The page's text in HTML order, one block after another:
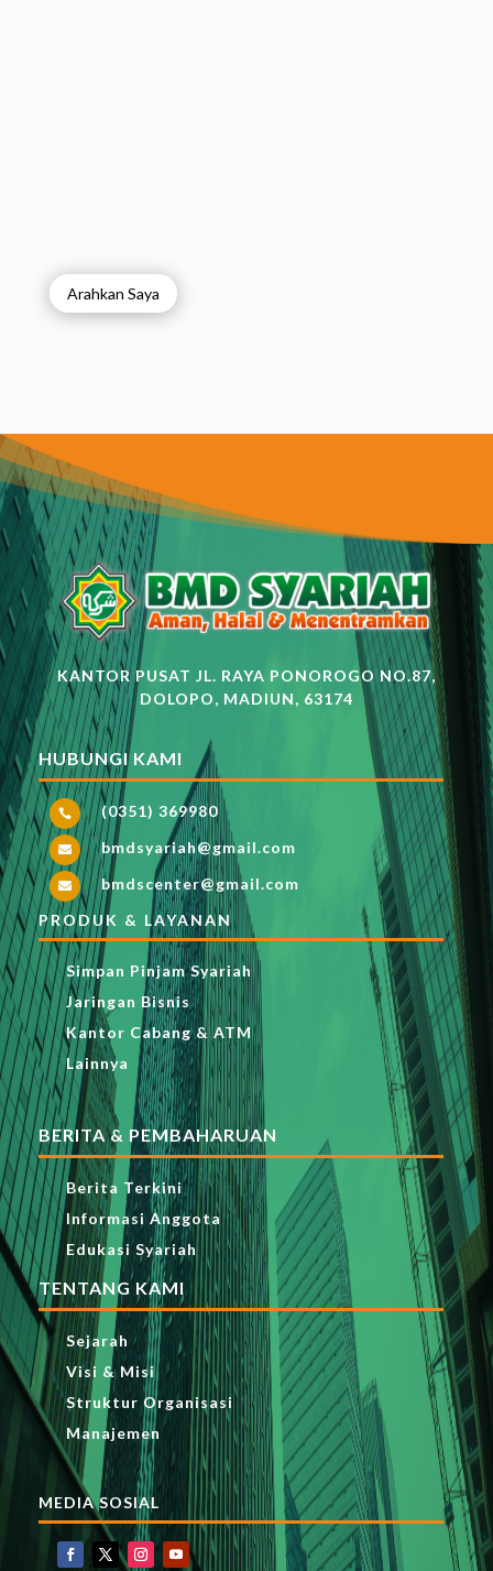
Arahkan Saya
KANTOR PUSAT JL. RAYA PONOROGO NO.87,
DOLOPO, MADIUN, 63174
HUBUNGI KAMI
 (0351) 369980
 bmdsyariah@gmail.com

bmdscenter@gmail.com
PRODUK & LAYANAN
Simpan Pinjam Syariah
Jaringan Bisnis
Kantor Cabang & ATM
Lainnya
BERITA & PEMBAHARUAN
Berita Terkini
Informasi Anggota
Edukasi Syariah
TENTANG KAMI
Sejarah
Visi & Misi
Struktur Organisasi
Manajemen
MEDIA SOSIAL